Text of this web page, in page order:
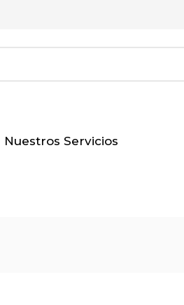
Nuestros Servicios